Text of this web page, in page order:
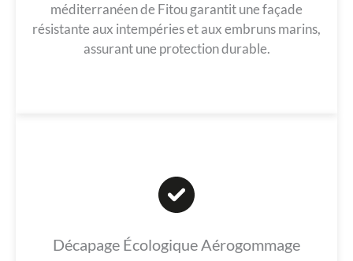
méditerranéen de Fitou garantit une façade
résistante aux intempéries et aux embruns marins,
assurant une protection durable.
Décapage Écologique Aérogommage